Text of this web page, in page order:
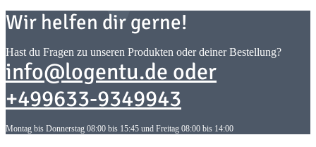
Wir helfen dir gerne!
Hast du Fragen zu unseren Produkten oder deiner Bestellung?
info@logentu.de oder
+499633-9349943
Montag bis Donnerstag 08:00 bis 15:45 und Freitag 08:00 bis 14:00